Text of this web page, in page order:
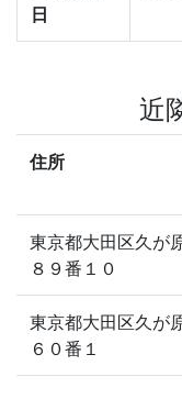
日
近
住所
東京都大田区久が
８９番１０
東京都大田区久が
６０番１